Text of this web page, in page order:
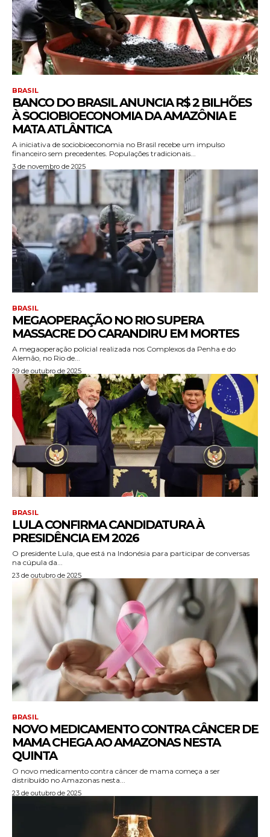
BRASIL
BANCO DO BRASIL ANUNCIA R$ 2 BILHÕES
À SOCIOBIOECONOMIA DA AMAZÔNIA E
MATA ATLÂNTICA
A iniciativa de sociobioeconomia no Brasil recebe um impulso
financeiro sem precedentes. Populações tradicionais...
3 de novembro de 2025
BRASIL
MEGAOPERAÇÃO NO RIO SUPERA
MASSACRE DO CARANDIRU EM MORTES
A megaoperação policial realizada nos Complexos da Penha e do
Alemão, no Rio de...
29 de outubro de 2025
BRASIL
LULA CONFIRMA CANDIDATURA À
PRESIDÊNCIA EM 2026
O presidente Lula, que está na Indonésia para participar de conversas
na cúpula da...
23 de outubro de 2025
BRASIL
NOVO MEDICAMENTO CONTRA CÂNCER DE
MAMA CHEGA AO AMAZONAS NESTA
QUINTA
O novo medicamento contra câncer de mama começa a ser
distribuído no Amazonas nesta...
23 de outubro de 2025